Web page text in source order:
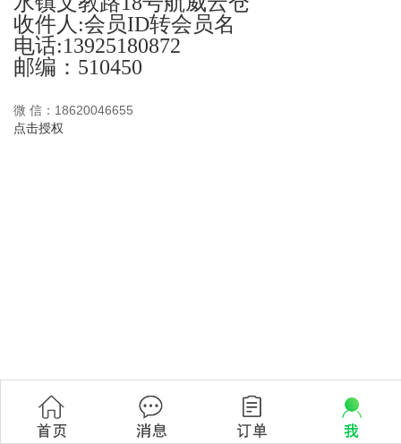
收件人:会员ID转会员名
电话:13925180872
邮编：510450
微 信：18620046655
点击授权